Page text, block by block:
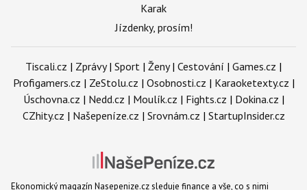
Karak
Jízdenky, prosím!
Tiscali.cz | Zprávy| Sport | Ženy| Cestování | Games.cz |
Profigamers.cz | ZeStolu.cz | Osobnosti.cz | Karaoketexty.cz |
Úschovna.cz | Nedd.cz | Moulík.cz | Fights.cz | Dokina.cz |
CZhity.cz | Našepeníze.cz | Srovnám.cz | StartupInsider.cz
Ekonomický magazín Nasepenize.cz sleduje finance a vše, co s nimi